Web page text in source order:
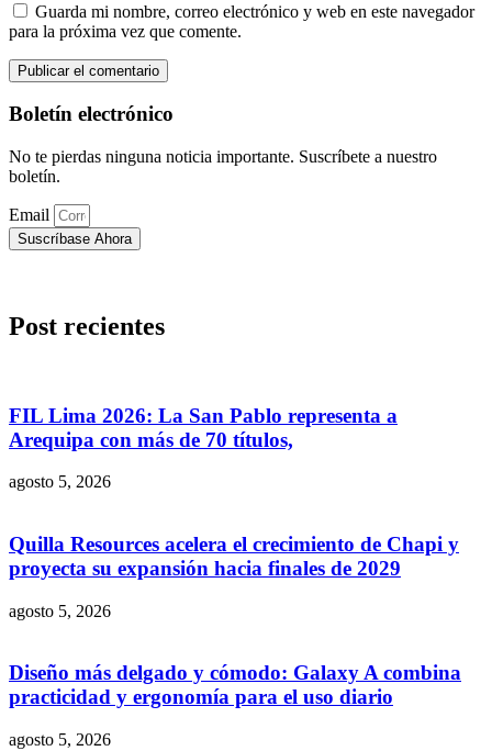
Guarda mi nombre, correo electrónico y web en este navegador
para la próxima vez que comente.
Boletín electrónico
No te pierdas ninguna noticia importante. Suscríbete a nuestro
boletín.
Email
Suscríbase Ahora
Post recientes
FIL Lima 2026: La San Pablo representa a
Arequipa con más de 70 títulos,
agosto 5, 2026
Quilla Resources acelera el crecimiento de Chapi y
proyecta su expansión hacia finales de 2029
agosto 5, 2026
Diseño más delgado y cómodo: Galaxy A combina
practicidad y ergonomía para el uso diario
agosto 5, 2026